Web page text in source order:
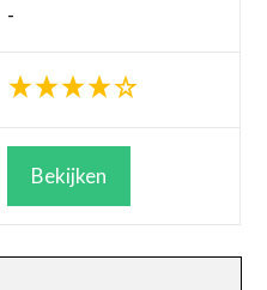
-
Bekijken